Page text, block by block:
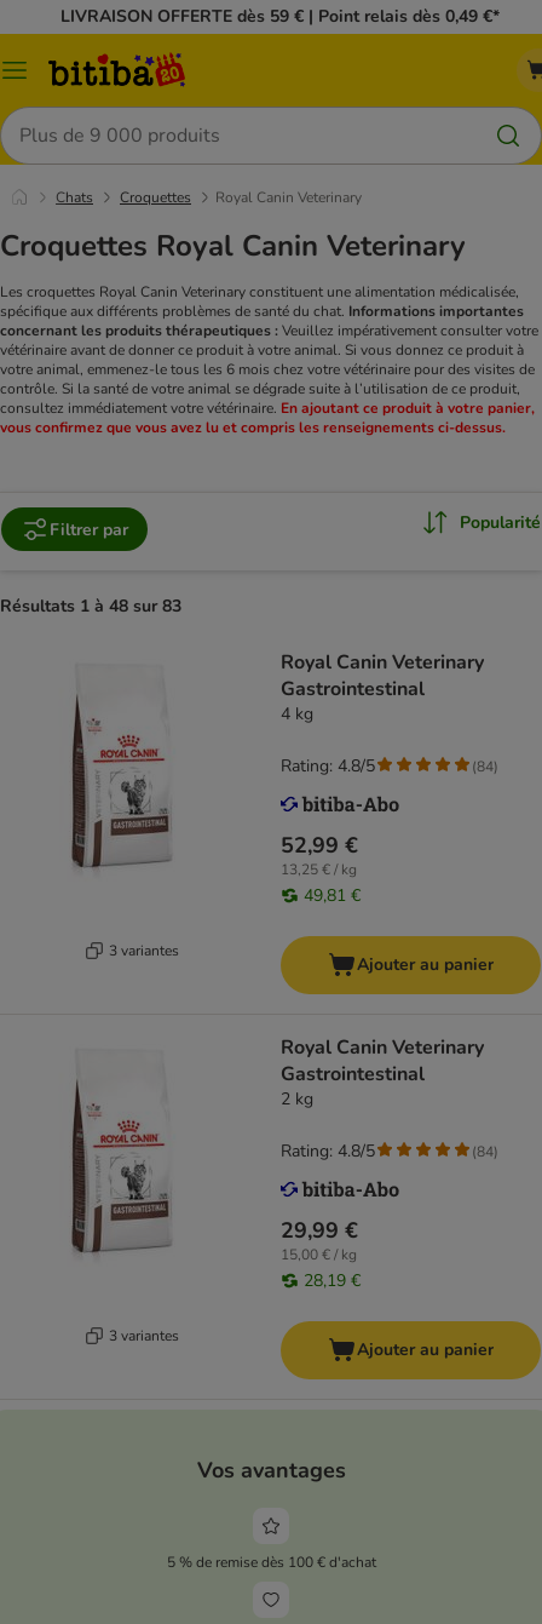
LIVRAISON OFFERTE dès 59 € | Point relais dès 0,49 €*
Menu
Rechercher
Chats Croquettes Royal Canin Veterinary
Croquettes Royal Canin Veterinary
Les croquettes Royal Canin Veterinary constituent une alimentation médicalisée,
spécifique aux différents problèmes de santé du chat. Informations importantes
concernant les produits thérapeutiques :Veuillez impérativement consulter votre
vétérinaire avant de donner ce produit à votre animal. Si vous donnez ce produit à
votre animal, emmenez-le tous les 6 mois chez votre vétérinaire pour des visites de
contrôle. Si la santé de votre animal se dégrade suite à l’utilisation de ce produit,
consultez immédiatement votre vétérinaire. En ajoutant ce produit à votre panier,
vous confirmez que vous avez lu et compris les renseignements ci-dessus.
Filtrer par Popularité
Résultats 1 à 48 sur 83
3 variantes
Royal Canin Veterinary
Gastrointestinal
4 kg
52,99 €
13,25 € / kg
49,81 €
Rating: 4.8/5 (84)
Ajouter au panier
3 variantes
Royal Canin Veterinary
Gastrointestinal
2 kg
29,99 €
15,00 € / kg
28,19 €
Rating: 4.8/5 (84)
Ajouter au panier
Vos avantages
5 % de remise dès 100 € d'achat